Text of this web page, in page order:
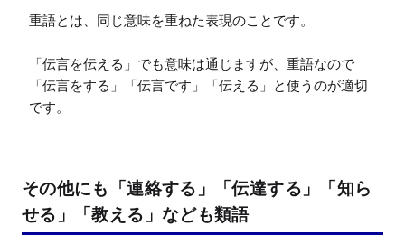
重語とは、同じ意味を重ねた表現のことです。
「伝言を伝える」でも意味は通じますが、重語なので
「伝言をする」「伝言です」「伝える」と使うのが適切
です。
その他にも「連絡する」「伝達する」「知ら
せる」「教える」なども類語